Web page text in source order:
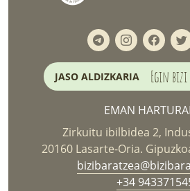
JASO ALDIZKARIA Egin
EMAN
Zirkuitu ibilbidea 2,
20160 Lasarte-Oria.
+34